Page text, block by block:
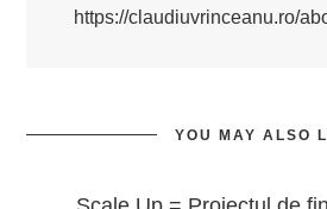
https://claudiuvrinceanu.ro/
YOU MAY ALSO